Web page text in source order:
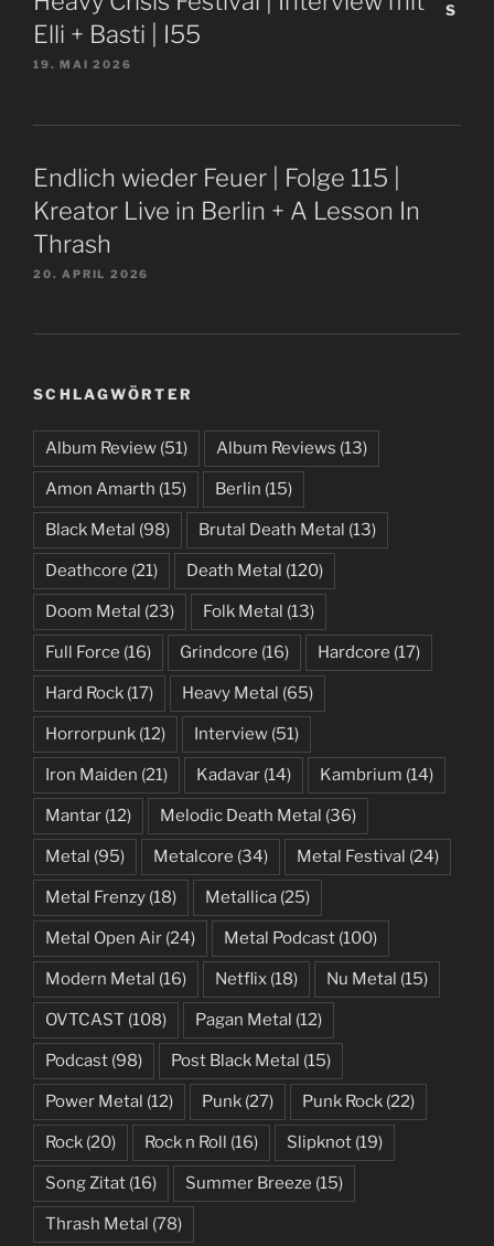
Elli + Basti | I55
19. MAI 2026
Endlich wieder Feuer | Folge 115 |
Kreator Live in Berlin + A Lesson In
Thrash
20. APRIL 2026
SCHLAGWÖRTER
Album Review (51) Album Reviews (13)
Amon Amarth (15) Berlin (15)
Black Metal (98) Brutal Death Metal (13)
Deathcore (21) Death Metal (120)
Doom Metal (23) Folk Metal (13)
Full Force (16) Grindcore (16) Hardcore (17)
Hard Rock (17) Heavy Metal (65)
Horrorpunk (12) Interview (51)
Iron Maiden (21) Kadavar (14) Kambrium (14)
Mantar (12) Melodic Death Metal (36)
Metal (95) Metalcore (34) Metal Festival (24)
Metal Frenzy (18) Metallica (25)
Metal Open Air (24) Metal Podcast (100)
Modern Metal (16) Netflix (18) Nu Metal (15)
OVTCAST (108) Pagan Metal (12)
Podcast (98) Post Black Metal (15)
Power Metal (12) Punk (27) Punk Rock (22)
Rock (20) Rock n Roll (16) Slipknot (19)
Song Zitat (16) Summer Breeze (15)
Thrash Metal (78)